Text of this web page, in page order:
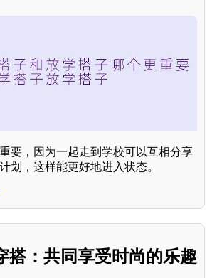
要，因为一起走到学校可以互相分享
划，这样能更好地进入状态。
搭：共同享受时尚的乐趣